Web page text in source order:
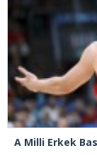
A Milli Erkek